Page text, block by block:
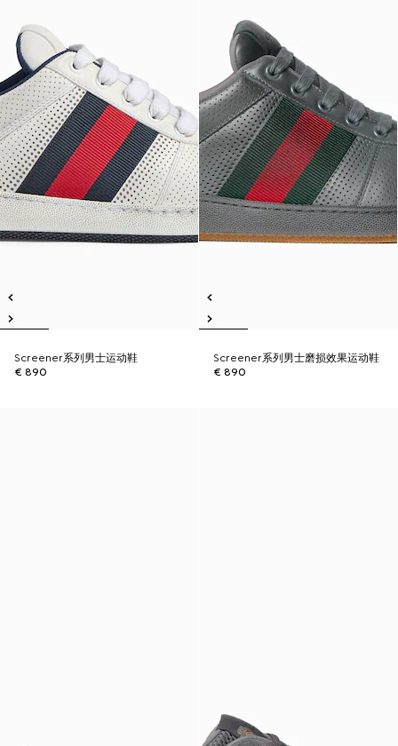
Screener系列男士运动鞋
€ 890
Screener系列男士磨损效果运动鞋
€ 890